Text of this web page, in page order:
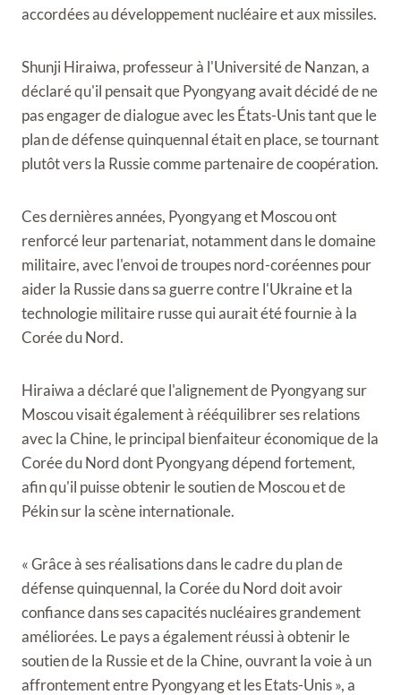
accordées au développement nucléaire et aux missiles.
Shunji Hiraiwa, professeur à l'Université de Nanzan, a
déclaré qu'il pensait que Pyongyang avait décidé de ne
pas engager de dialogue avec les États-Unis tant que le
plan de défense quinquennal était en place, se tournant
plutôt vers la Russie comme partenaire de coopération.
Ces dernières années, Pyongyang et Moscou ont
renforcé leur partenariat, notamment dans le domaine
militaire, avec l'envoi de troupes nord-coréennes pour
aider la Russie dans sa guerre contre l'Ukraine et la
technologie militaire russe qui aurait été fournie à la
Corée du Nord.
Hiraiwa a déclaré que l'alignement de Pyongyang sur
Moscou visait également à rééquilibrer ses relations
avec la Chine, le principal bienfaiteur économique de la
Corée du Nord dont Pyongyang dépend fortement,
afin qu'il puisse obtenir le soutien de Moscou et de
Pékin sur la scène internationale.
« Grâce à ses réalisations dans le cadre du plan de
défense quinquennal, la Corée du Nord doit avoir
confiance dans ses capacités nucléaires grandement
améliorées. Le pays a également réussi à obtenir le
soutien de la Russie et de la Chine, ouvrant la voie à un
affrontement entre Pyongyang et les Etats-Unis », a